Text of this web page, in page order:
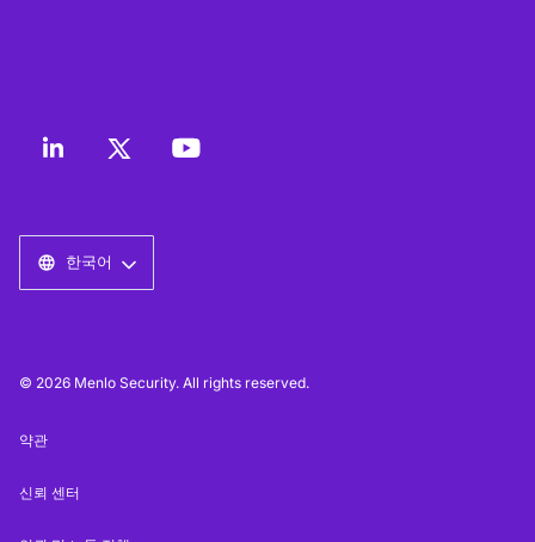
한국어
© 2026 Menlo Security. All rights reserved.
약관
신뢰 센터